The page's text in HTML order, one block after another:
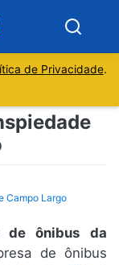
de Privacidade.
Campo Largo
de ônibus da
de ônibus